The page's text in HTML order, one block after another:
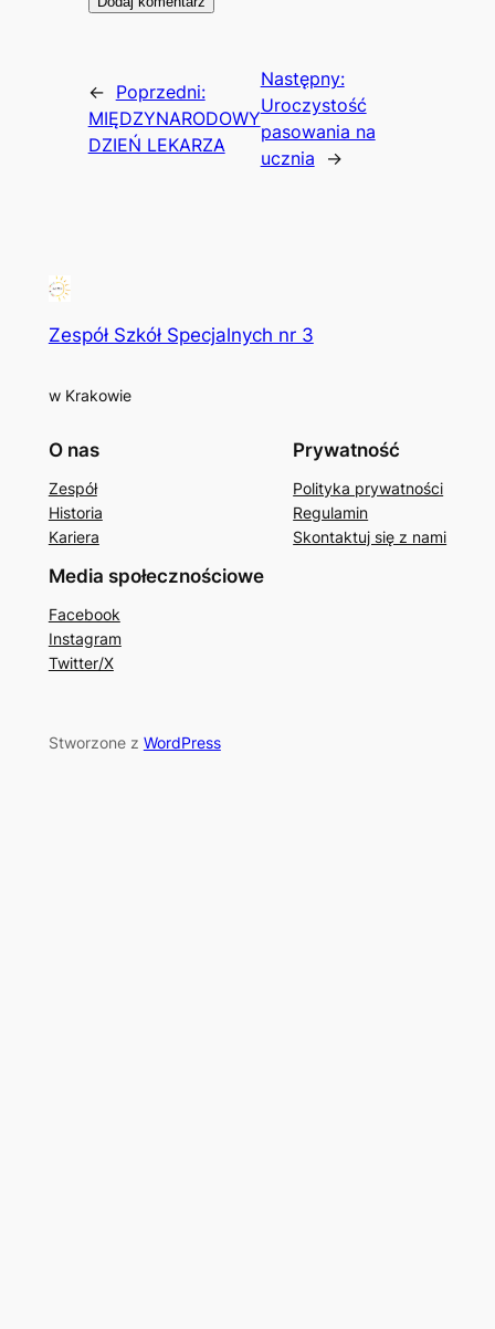
← Poprzedni:
MIĘDZYNARODOWY
DZIEŃ LEKARZA
Następny:
Uroczystość
pasowania na
ucznia
→
Zespół Szkół Specjalnych nr 3
w Krakowie
O nas
Zespół
Historia
Kariera
Prywatność
Polityka prywatności
Regulamin
Skontaktuj się z nami
Media społecznościowe
Facebook
Instagram
Twitter/X
Stworzone z WordPress